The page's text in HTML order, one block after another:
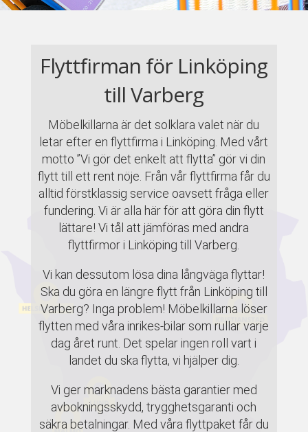
Flyttfirman för Linköping
till Varberg
Möbelkillarna är det solklara valet när du
letar efter en flyttfirma i Linköping. Med vårt
motto ”Vi gör det enkelt att flytta” gör vi din
flytt till ett rent nöje. Från vår flyttfirma får du
alltid förstklassig service oavsett fråga eller
fundering. Vi är alla här för att göra din flytt
lättare! Vi tål att jämföras med andra
flyttfirmor i Linköping till Varberg.
Vi kan dessutom lösa dina långväga flyttar!
Ska du göra en längre flytt från Linköping till
Varberg? Inga problem! Möbelkillarna löser
flytten med våra inrikes-bilar som rullar varje
dag året runt. Det spelar ingen roll vart i
landet du ska flytta, vi hjälper dig.
Vi ger marknadens bästa garantier med
avbokningsskydd, trygghetsgaranti och
säkra betalningar. Med våra flyttpaket får du